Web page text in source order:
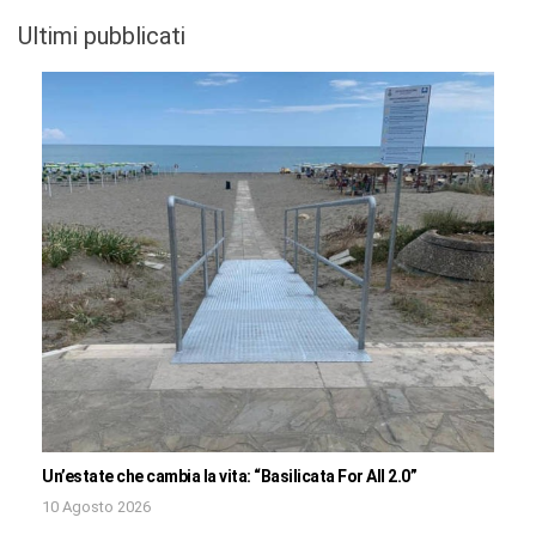
Ultimi pubblicati
Un’estate che cambia la vita: “Basilicata For All 2.0”
10 Agosto 2026